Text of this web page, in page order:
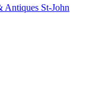
Antiques St-John